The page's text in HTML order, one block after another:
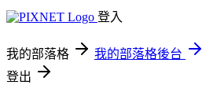
登入
我的部落格 我的部落格後台
登出